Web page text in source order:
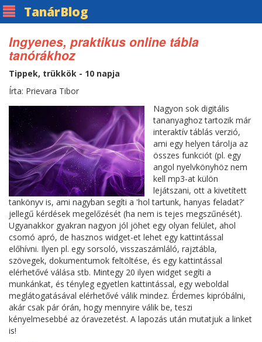
TanárBlog
Ingyenes, praktikus online tábla
tanórákhoz
Tippek, trükkök - 10 napja
Írta: Prievara Tibor
Nagyon sok digitális
tananyaghoz tartozik már
interaktív táblás verzió,
ami egy helyen tárolja az
összes funkciót (pl. egy
angol nyelvkönyhöz nem
kell mp3-at külön
lejátszani, ott a kivetített
tankönyv is, ami nagyban segíti a 'hol tartunk, hanyas feladat?'
jellegű kérdések megelőzését (ha nem is tejes megszűnését).
Ugyanakkor gyakran nagyon jól jöhet egy olyan felület, ahol
csomó apró, de hasznos widget-et lehet egy kattintással
előhívni. Ilyen pl. egy sorsoló, visszaszámláló, rajztábla,
szövegek, dokumentumok feltöltése, és egy kattintással
elérhetővé válása stb. Mintegy 20 ilyen widget segíti a
munkánkat, és tényleg egyetlen kattintással, egy weboldal
meglátogatásával elérhetővé válik mindez. Érdemes kipróbálni,
akár csak pár órán, hogy mennyire válik be, teszi
kényelmesebbé az óravezetést. A lapozás után mutatjuk a linket
is!